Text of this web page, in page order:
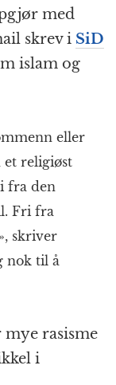
med
skrev i SiD
islam og
eller
et religiøst
fra den
Fri fra
skriver
nok til å
rasisme
i